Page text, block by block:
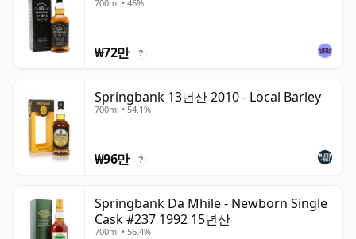
700ml • 46%
₩72만 ?
Springbank 13년산 2010 - Local Barley
700ml • 54.1%
₩96만 ?
Springbank Da Mhile - Newborn Single
Cask #237 1992 15년산
700ml • 56.4%